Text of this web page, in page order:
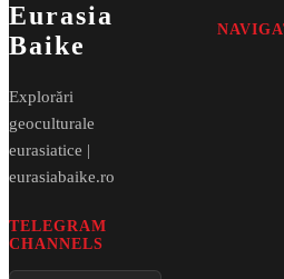
Eurasia
Baike
Explorări
geoculturale
eurasiatice |
eurasiabaike.ro
TELEGRAM
CHANNELS